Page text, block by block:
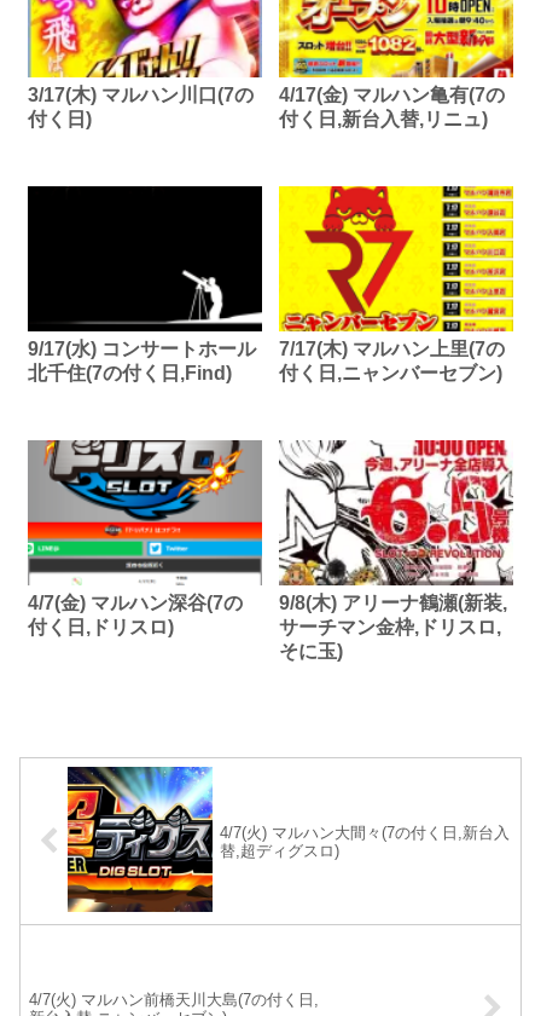
3/17(木) マルハン川口(7の
付く日)
4/17(金) マルハン亀有(7の
付く日,新台入替,リニュ)
9/17(水) コンサートホール
北千住(7の付く日,Find)
7/17(木) マルハン上里(7の
付く日,ニャンバーセブン)
4/7(金) マルハン深谷(7の
付く日,ドリスロ)
9/8(木) アリーナ鶴瀬(新装,
サーチマン金枠,ドリスロ,
そに玉)
4/7(火) マルハン大間々(7の付く日,新台入
替,超ディグスロ)
4/7(火) マルハン前橋天川大島(7の付く日,